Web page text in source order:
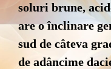
soluri brune,
are o înclinare
sud de câteva
de adâncime